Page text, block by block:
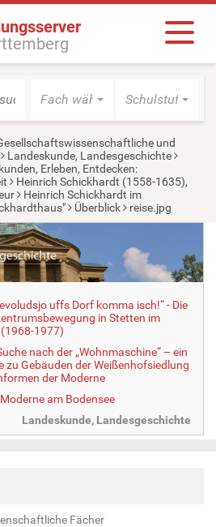
Fach wählen Schulstufe
und
Landeskunde, Landesgeschichte
Erleben, Entdecken:
Heinrich Schickhardt (1558-1635),
Heinrich Schickhardt im
Überblick reise.jpg
uffs Dorf komma isch!“ - Die
in Stetten im
1977)
nach der „Wohnmaschine“ – ein
zu Gebäuden der Weißenhofsiedlung
der Moderne
am Bodensee
Landeskunde, Landesgeschichte
Fächer